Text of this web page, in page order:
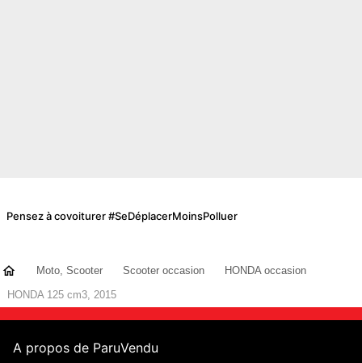
Pensez à covoiturer #SeDéplacerMoinsPolluer
Moto, Scooter Scooter occasion
HONDA occasion
HONDA 125 cm3, 2015
A propos de ParuVendu